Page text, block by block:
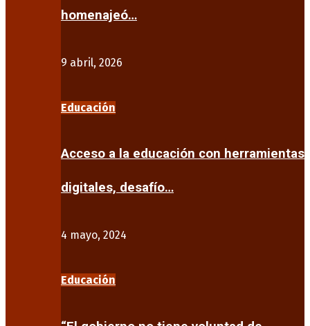
homenajeó…
9 abril, 2026
Educación
Acceso a la educación con herramientas
digitales, desafío…
4 mayo, 2024
Educación